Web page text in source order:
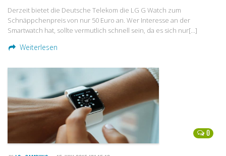
Derzeit bietet die Deutsche Telekom die LG G Watch zum
Schnäppchenpreis von nur 50 Euro an. Wer Interesse an der
Smartwatch hat, sollte vermutlich schnell sein, da es sich nur[…]
Weiterlesen
0